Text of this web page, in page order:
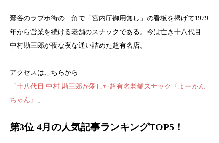
鶯谷のラブホ街の一角で「宮内庁御用無し」の看板を掲げて1979
年から営業を続ける老舗のスナックである。今は亡き十八代目
中村勘三郎が夜な夜な通い詰めた超有名店。
アクセスはこちらから
「 十八代目 中村 勘三郎が愛した超有名老舗スナック『よーかん
ちゃん』
」
第3位 4月の人気記事ランキングTOP5！